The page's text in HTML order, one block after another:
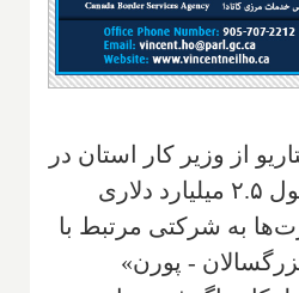
از وزیر کار استان در
مورد احتمال اینکه پول ۲.۵ میلیارد دلاری
به شرکتی مرتبط با
- پورن»